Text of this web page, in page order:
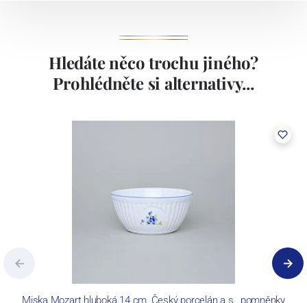
Hledáte něco trochu jiného?
Prohlédněte si alternativy...
Miska Mozart hluboká 14 cm, Český porcelán a.s., pomněnky